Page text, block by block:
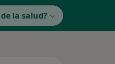
la salud?